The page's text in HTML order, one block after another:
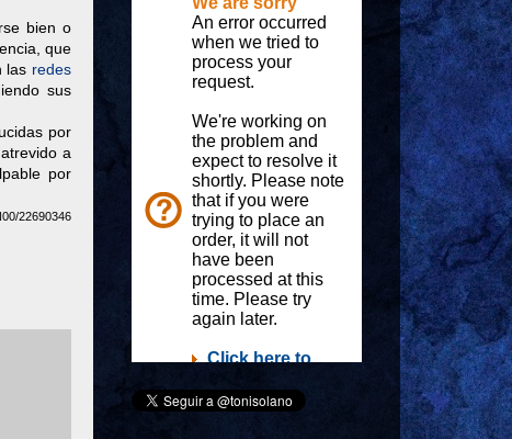
bien o
que
las redes
sus
por
a
por
22690346